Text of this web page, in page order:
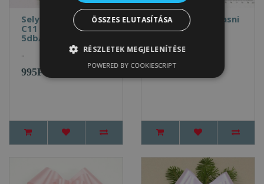
Selyem gyorsmasni
C11 5cm PINK
5db/cs.
..
995Ft
Selyem gyorsmasni
C13 5cm BORDÓ
..
ÖSSZES ELUTASÍTÁSA
RÉSZLETEK MEGJELENÍTÉSE
POWERED BY COOKIESCRIPT